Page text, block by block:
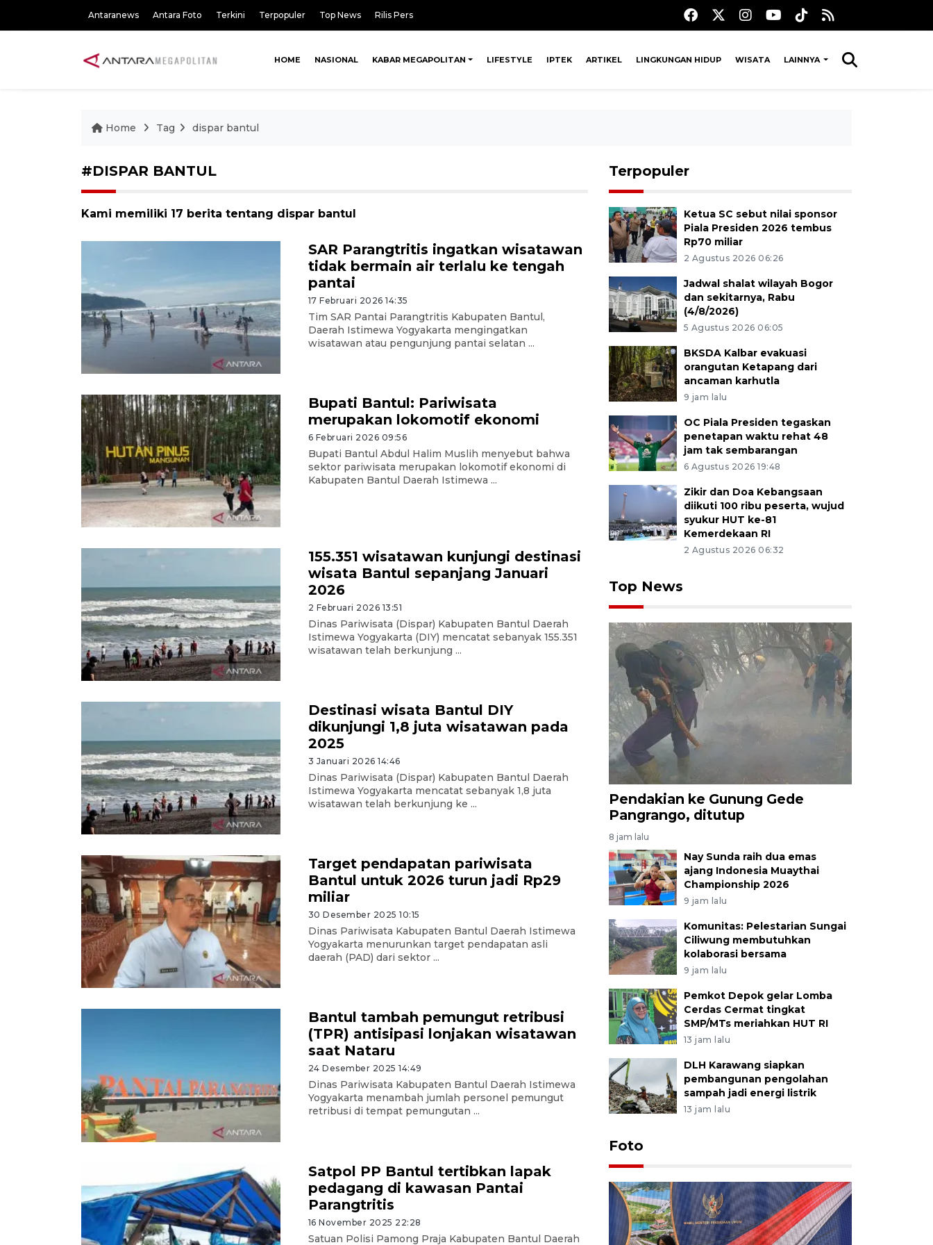
Antaranews Antara Foto Terkini Terpopuler Top News Rilis Pers
HOME NASIONAL KABAR MEGAPOLITAN LIFESTYLE IPTEK ARTIKEL LINGKUNGAN HIDUP WISATA LAINNYA
Home Tag dispar bantul
#DISPAR BANTUL
Kami memiliki 17 berita tentang dispar bantul
SAR Parangtritis ingatkan wisatawan
tidak bermain air terlalu ke tengah
pantai
17 Februari 2026 14:35
Tim SAR Pantai Parangtritis Kabupaten Bantul,
Daerah Istimewa Yogyakarta mengingatkan
wisatawan atau pengunjung pantai selatan ...
Bupati Bantul: Pariwisata
merupakan lokomotif ekonomi
6 Februari 2026 09:56
Bupati Bantul Abdul Halim Muslih menyebut bahwa
sektor pariwisata merupakan lokomotif ekonomi di
Kabupaten Bantul Daerah Istimewa ...
155.351 wisatawan kunjungi destinasi
wisata Bantul sepanjang Januari
2026
2 Februari 2026 13:51
Dinas Pariwisata (Dispar) Kabupaten Bantul Daerah
Istimewa Yogyakarta (DIY) mencatat sebanyak 155.351
wisatawan telah berkunjung ...
Destinasi wisata Bantul DIY
dikunjungi 1,8 juta wisatawan pada
2025
3 Januari 2026 14:46
Dinas Pariwisata (Dispar) Kabupaten Bantul Daerah
Istimewa Yogyakarta mencatat sebanyak 1,8 juta
wisatawan telah berkunjung ke ...
Target pendapatan pariwisata
Bantul untuk 2026 turun jadi Rp29
miliar
30 Desember 2025 10:15
Dinas Pariwisata Kabupaten Bantul Daerah Istimewa
Yogyakarta menurunkan target pendapatan asli
daerah (PAD) dari sektor ...
Bantul tambah pemungut retribusi
(TPR) antisipasi lonjakan wisatawan
saat Nataru
24 Desember 2025 14:49
Dinas Pariwisata Kabupaten Bantul Daerah Istimewa
Yogyakarta menambah jumlah personel pemungut
retribusi di tempat pemungutan ...
Satpol PP Bantul tertibkan lapak
pedagang di kawasan Pantai
Parangtritis
16 November 2025 22:28
Satuan Polisi Pamong Praja Kabupaten Bantul Daerah
Terpopuler
Ketua SC sebut nilai sponsor
Piala Presiden 2026 tembus
Rp70 miliar
2 Agustus 2026 06:26
Jadwal shalat wilayah Bogor
dan sekitarnya, Rabu
(4/8/2026)
5 Agustus 2026 06:05
BKSDA Kalbar evakuasi
orangutan Ketapang dari
ancaman karhutla
9 jam lalu
OC Piala Presiden tegaskan
penetapan waktu rehat 48
jam tak sembarangan
6 Agustus 2026 19:48
Zikir dan Doa Kebangsaan
diikuti 100 ribu peserta, wujud
syukur HUT ke-81
Kemerdekaan RI
2 Agustus 2026 06:32
Top News
Pendakian ke Gunung Gede
Pangrango, ditutup
8 jam lalu
Nay Sunda raih dua emas
ajang Indonesia Muaythai
Championship 2026
9 jam lalu
Komunitas: Pelestarian Sungai
Ciliwung membutuhkan
kolaborasi bersama
9 jam lalu
Pemkot Depok gelar Lomba
Cerdas Cermat tingkat
SMP/MTs meriahkan HUT RI
13 jam lalu
DLH Karawang siapkan
pembangunan pengolahan
sampah jadi energi listrik
13 jam lalu
Foto